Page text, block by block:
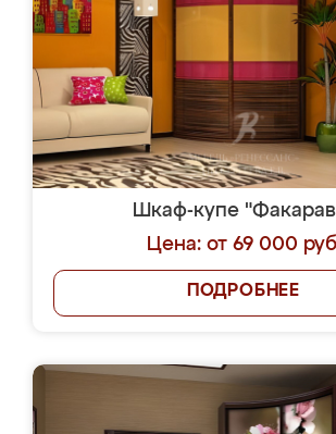
Шкаф-купе
Цена: от 69 000
ПОДРОБНЕЕ